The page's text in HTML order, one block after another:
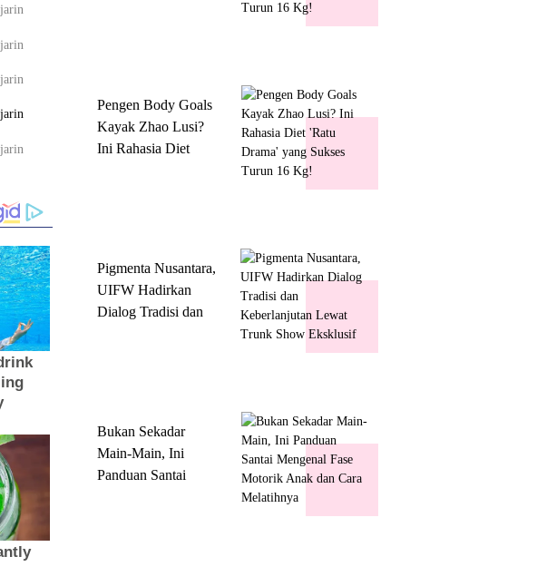
Pengen Body Goals
Kayak Zhao Lusi?
Ini Rahasia Diet
Pigmenta Nusantara,
UIFW Hadirkan
Dialog Tradisi dan
Bukan Sekadar
Main-Main, Ini
Panduan Santai